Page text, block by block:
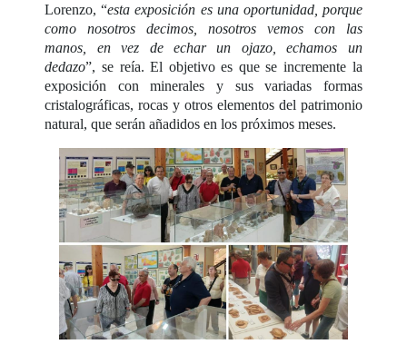
Lorenzo, “esta exposición es una oportunidad, porque
como nosotros decimos, nosotros vemos con las
manos, en vez de echar un ojazo, echamos un
dedazo”, se reía. El objetivo es que se incremente la
exposición con minerales y sus variadas formas
cristalográficas, rocas y otros elementos del patrimonio
natural, que serán añadidos en los próximos meses.